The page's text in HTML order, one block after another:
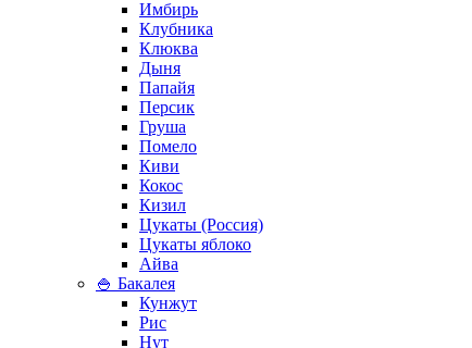
Имбирь
Клубника
Клюква
Дыня
Папайя
Персик
Груша
Помело
Киви
Кокос
Кизил
Цукаты (Россия)
Цукаты яблоко
Айва
🍚 Бакалея
Кунжут
Рис
Нут